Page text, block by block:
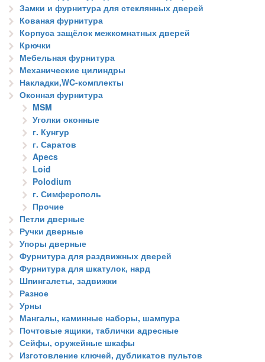
Замки и фурнитура для стеклянных дверей
Кованая фурнитура
Корпуса защёлок межкомнатных дверей
Крючки
Мебельная фурнитура
Механические цилиндры
Накладки,WC-комплекты
Оконная фурнитура
MSM
Уголки оконные
г. Кунгур
г. Саратов
Apecs
Loid
Polodium
г. Симферополь
Прочие
Петли дверные
Ручки дверные
Упоры дверные
Фурнитура для раздвижных дверей
Фурнитура для шкатулок, нард
Шпингалеты, задвижки
Разное
Урны
Мангалы, каминные наборы, шампура
Почтовые ящики, таблички адресные
Сейфы, оружейные шкафы
Изготовление ключей, дубликатов пультов